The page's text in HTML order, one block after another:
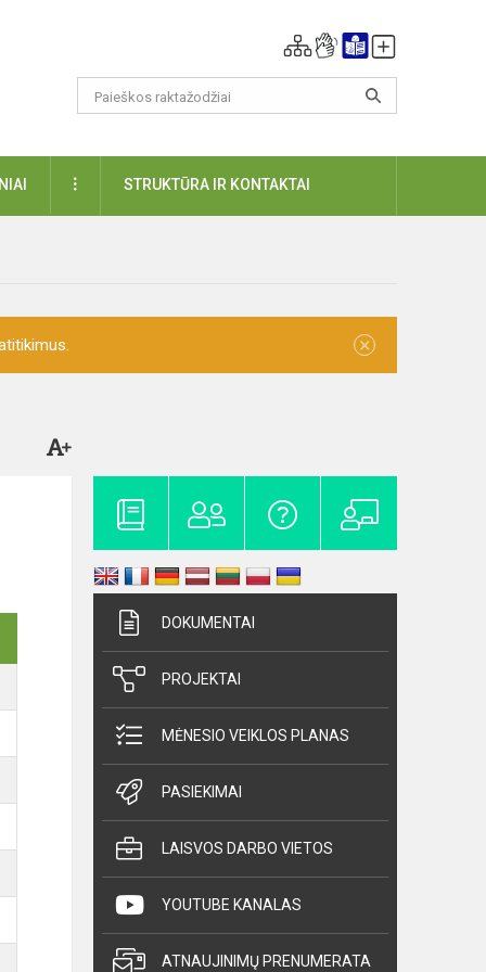
DAUGIAUSTRUKTŪRA IR KONTAKTAI
×
DOKUMENTAI
PROJEKTAI
MĖNESIO VEIKLOS PLANAS
PASIEKIMAI
LAISVOS DARBO VIETOS
YOUTUBE KANALAS
ATNAUJINIMŲ PRENUMERATA